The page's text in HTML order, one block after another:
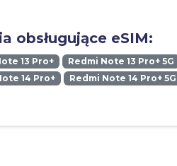
obsługujące eSIM:
13 Pro+ Redmi Note 13 Pro+ 5G
14 Pro+ Redmi Note 14 Pro+ 5G